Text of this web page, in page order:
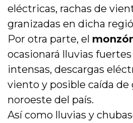
eléctricas, rachas de
granizadas en dicha
Por otra parte, el
ocasionará lluvias
intensas, descargas
viento y posible caída de
noroeste del país.
Así como lluvias y